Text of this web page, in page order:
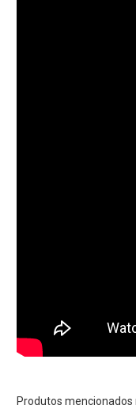
Produtos mencionados